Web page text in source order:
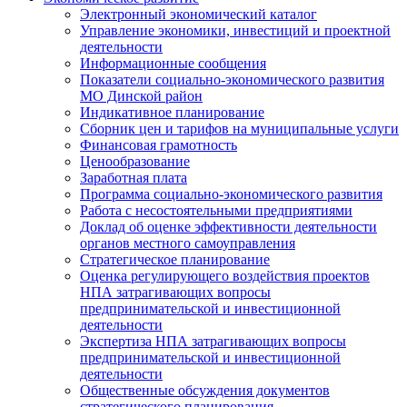
Электронный экономический каталог
Управление экономики, инвестиций и проектной
деятельности
Информационные сообщения
Показатели социально-экономического развития
МО Динской район
Индикативное планирование
Сборник цен и тарифов на муниципальные услуги
Финансовая грамотность
Ценообразование
Заработная плата
Программа социально-экономического развития
Работа с несостоятельными предприятиями
Доклад об оценке эффективности деятельности
органов местного самоуправления
Стратегическое планирование
Оценка регулирующего воздействия проектов
НПА затрагивающих вопросы
предпринимательской и инвестиционной
деятельности
Экспертиза НПА затрагивающих вопросы
предпринимательской и инвестиционной
деятельности
Общественные обсуждения документов